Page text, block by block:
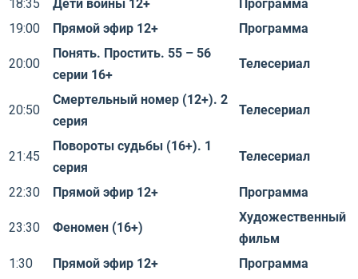
18:35 Дети войны 12+
Программа
19:00
Прямой эфир 12+ Программа
20:00
Понять. Простить. 55 – 56
серии 16+
Телесериал
20:50
Смертельный номер (12+). 2
серия
Телесериал
21:45
Повороты судьбы (16+). 1
серия
Телесериал
22:30 Прямой эфир 12+ Программа
23:30 Феномен (16+)
Художественный
фильм
1:30
Прямой эфир 12+ Программа